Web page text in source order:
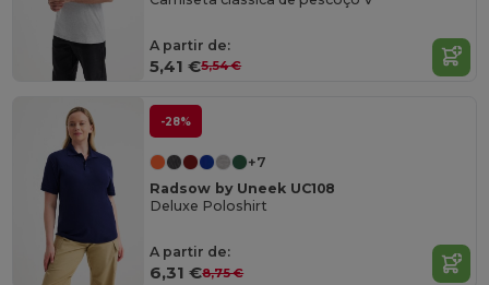
A partir de:
5,41 €5,54 €
-28%
+7
Radsow by Uneek UC108
Deluxe Poloshirt
A partir de:
6,31 €8,75 €